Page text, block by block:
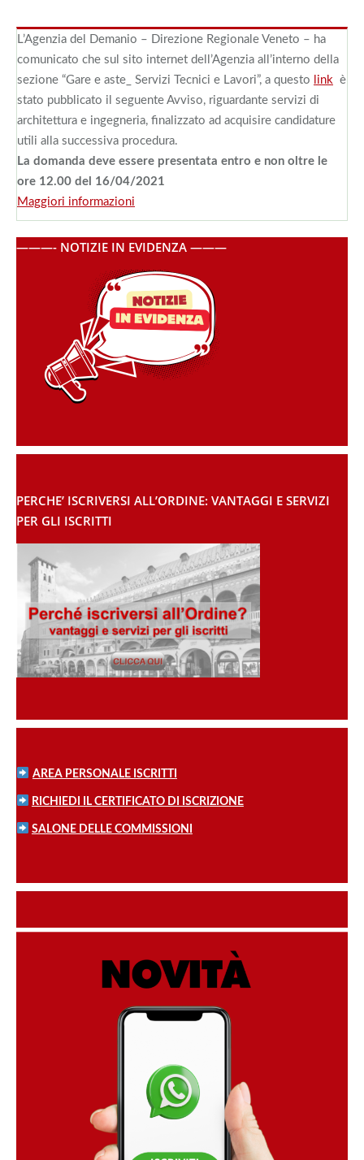
L’Agenzia del Demanio – Direzione Regionale Veneto – ha
comunicato che sul sito internet dell’Agenzia all’interno della
sezione “Gare e aste_ Servizi Tecnici e Lavori”, a questo
link è
stato pubblicato il seguente Avviso, riguardante servizi di
architettura e ingegneria, finalizzato ad acquisire candidature
utili alla successiva procedura.
La domanda deve essere presentata entro e non oltre le
ore 12.00 del 16/04/2021
Maggiori informazioni
———- NOTIZIE IN EVIDENZA ———
PERCHE’ ISCRIVERSI ALL’ORDINE: VANTAGGI E SERVIZI
PER GLI ISCRITTI
AREA PERSONALE ISCRITTI
RICHIEDI IL CERTIFICATO DI ISCRIZIONE
SALONE DELLE COMMISSIONI